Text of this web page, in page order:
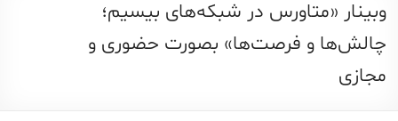
وبینار «متاورس در شبکه‌های بیسیم؛
چالش‌ها و فرصت‌ها» بصورت حضوری و
مجازی‎‎